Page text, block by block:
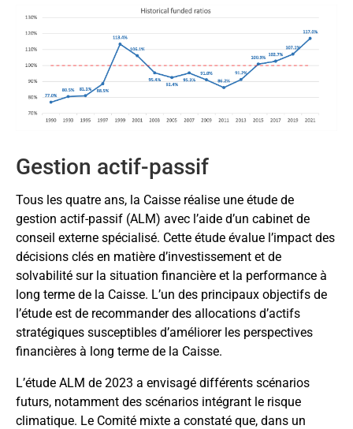
Gestion actif-passif
Tous les quatre ans, la Caisse réalise une étude de
gestion actif-passif (ALM) avec l’aide d’un cabinet de
conseil externe spécialisé. Cette étude évalue l’impact des
décisions clés en matière d’investissement et de
solvabilité sur la situation financière et la performance à
long terme de la Caisse. L’un des principaux objectifs de
l’étude est de recommander des allocations d’actifs
stratégiques susceptibles d’améliorer les perspectives
financières à long terme de la Caisse.
L’étude ALM de 2023 a envisagé différents scénarios
futurs, notamment des scénarios intégrant le risque
climatique. Le Comité mixte a constaté que, dans un